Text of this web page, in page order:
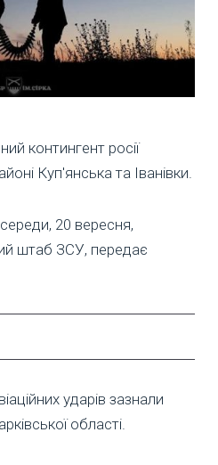
контингент росії
Куп'янська та Іванівки.
20 вересня,
штаб ЗСУ, передає
ударів зазнали
області.